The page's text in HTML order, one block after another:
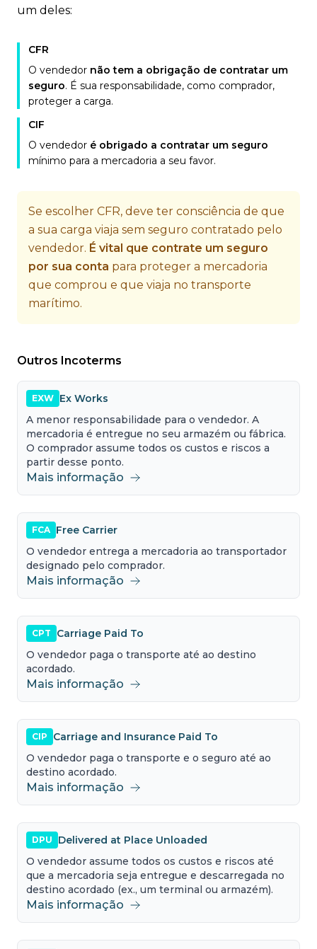
um deles:
CFR
O vendedor não tem a obrigação de contratar um
seguro. É sua responsabilidade, como comprador,
proteger a carga.
CIF
O vendedor é obrigado a contratar um seguro
mínimo para a mercadoria a seu favor.
Se escolher CFR, deve ter consciência de que
a sua carga viaja sem seguro contratado pelo
vendedor. É vital que contrate um seguro
por sua conta para proteger a mercadoria
que comprou e que viaja no transporte
marítimo.
Outros Incoterms
EXW Ex Works
A menor responsabilidade para o vendedor. A
mercadoria é entregue no seu armazém ou fábrica.
O comprador assume todos os custos e riscos a
partir desse ponto.
Mais informação
FCA Free Carrier
O vendedor entrega a mercadoria ao transportador
designado pelo comprador.
Mais informação
CPT
Carriage Paid To
O vendedor paga o transporte até ao destino
acordado.
Mais informação
CIP
Carriage and Insurance Paid To
O vendedor paga o transporte e o seguro até ao
destino acordado.
Mais informação
DPU
Delivered at Place Unloaded
O vendedor assume todos os custos e riscos até
que a mercadoria seja entregue e descarregada no
destino acordado (ex., um terminal ou armazém).
Mais informação